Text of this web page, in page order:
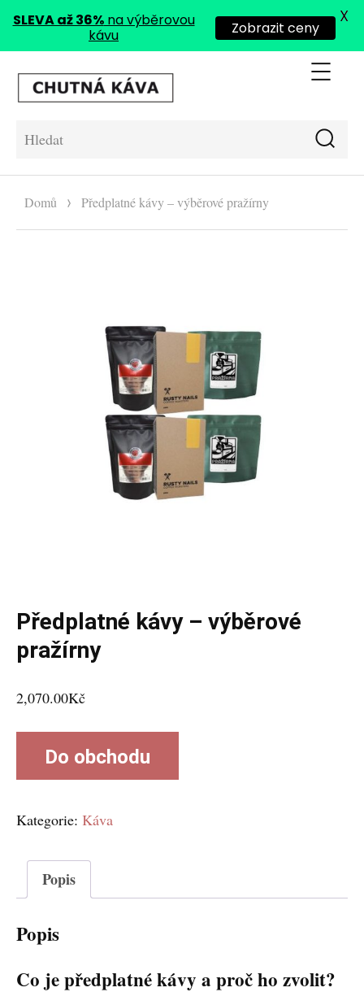
Hledat:
Domů Předplatné kávy – výběrové pražírny
Předplatné kávy – výběrové
pražírny
2,070.00Kč
Do obchodu
Kategorie: Káva
Popis
Popis
Co je předplatné kávy a proč ho zvolit?
SLEVA až 36%na výběrovou
kávu
Zobrazit ceny
X